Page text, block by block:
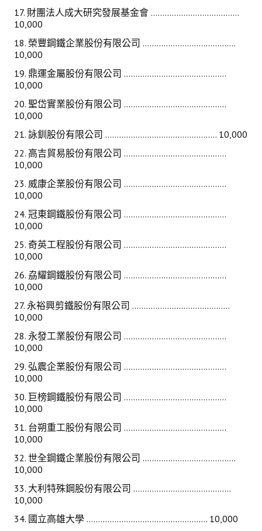
17. 財團法人成大研究發展基金會 ......................................
10,000
18. 榮豐鋼鐵企業股份有限公司 ........................................
10,000
19. 鼎運金屬股份有限公司 ............................................
10,000
20. 聖岱實業股份有限公司 ............................................
10,000
21. 詠釧股份有限公司 ................................................ 10,000
22. 高吉貿易股份有限公司 ............................................
10,000
23. 威康企業股份有限公司 ............................................
10,000
24. 冠東鋼鐵股份有限公司 ............................................
10,000
25. 奇英工程股份有限公司 ............................................
10,000
26. 劦耀鋼鐵股份有限公司 ............................................
10,000
27. 永裕興剪鐵股份有限公司 ..........................................
10,000
28. 永發工業股份有限公司 ............................................
10,000
29. 弘震企業股份有限公司 ............................................
10,000
30. 巨榜鋼鐵股份有限公司 ............................................
10,000
31. 台朔重工股份有限公司 ............................................
10,000
32. 世全鋼鐵企業股份有限公司 ........................................
10,000
33. 大利特殊鋼股份有限公司 ..........................................
10,000
34. 國立高雄大學 .................................................... 10,000